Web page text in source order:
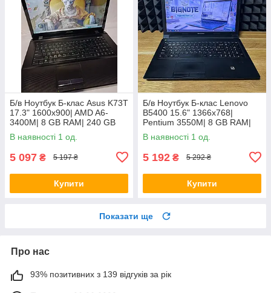
Б/в Ноутбук Б-клас Asus K73T
17.3" 1600x900| AMD A6-
3400M| 8 GB RAM| 240 GB
SSD + 500 GB HDD| Radeon
HD 6520G
В наявності 1 од.
5 097 ₴ 5 197 ₴
Купити
Б/в Ноутбук Б-клас Lenovo
B5400 15.6" 1366x768|
Pentium 3550M| 8 GB RAM|
128 GB SSD| HD
В наявності 1 од.
5 192 ₴ 5 292 ₴
Купити
Показати ще
Про нас
93% позитивних з 139 відгуків за рік